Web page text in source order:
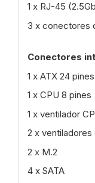
1 x RJ-45
3 x conectores
Conectores
1 x ATX 24 pines
1 x CPU 8 pines
1 x ventilador
2 x ventiladores
2 x M.2
4 x SATA